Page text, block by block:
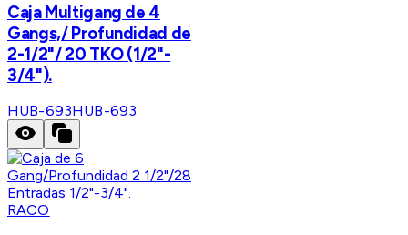
Caja Multigang de 4
Gangs,/ Profundidad de
2-1/2"/ 20 TKO (1/2"-
3/4").
HUB-693HUB-693
RACO